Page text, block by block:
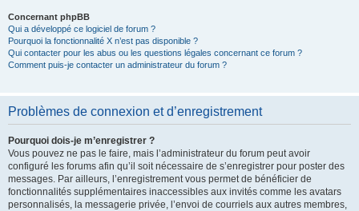
Concernant phpBB
Qui a développé ce logiciel de forum ?
Pourquoi la fonctionnalité X n’est pas disponible ?
Qui contacter pour les abus ou les questions légales concernant ce forum ?
Comment puis-je contacter un administrateur du forum ?
Problèmes de connexion et d’enregistrement
Pourquoi dois-je m’enregistrer ?
Vous pouvez ne pas le faire, mais l’administrateur du forum peut avoir
configuré les forums afin qu’il soit nécessaire de s’enregistrer pour poster des
messages. Par ailleurs, l’enregistrement vous permet de bénéficier de
fonctionnalités supplémentaires inaccessibles aux invités comme les avatars
personnalisés, la messagerie privée, l’envoi de courriels aux autres membres,